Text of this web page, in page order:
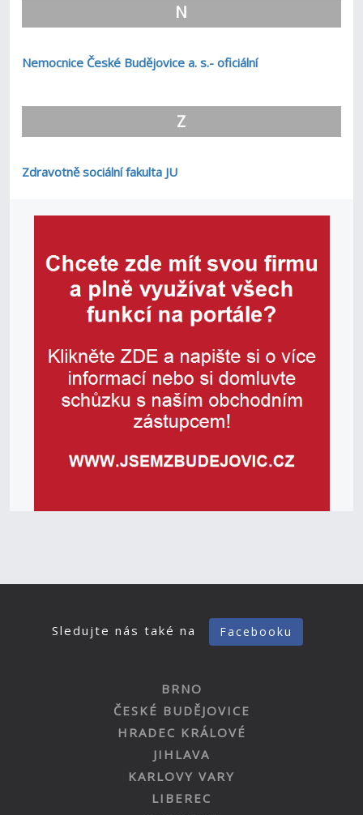
N
Nemocnice České Budějovice a. s.- oficiální
Z
Zdravotně sociální fakulta JU
Sledujte nás také na Facebooku
BRNO
ČESKÉ BUDĚJOVICE
HRADEC KRÁLOVÉ
JIHLAVA
KARLOVY VARY
LIBEREC